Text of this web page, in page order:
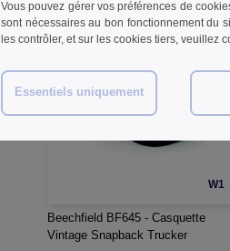
W1
Beechfield BF645 - Casquette
Vintage Snapback Trucker
Vous pouvez gérer vos préférences de
sont nécessaires au bon fonctionnement du
les contrôler, et sur les cookies tiers, veuillez
Essentiels uniquement